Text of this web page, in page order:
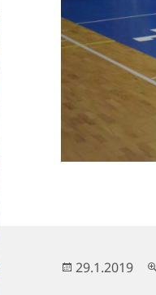
Publikováno:
29.1.2019